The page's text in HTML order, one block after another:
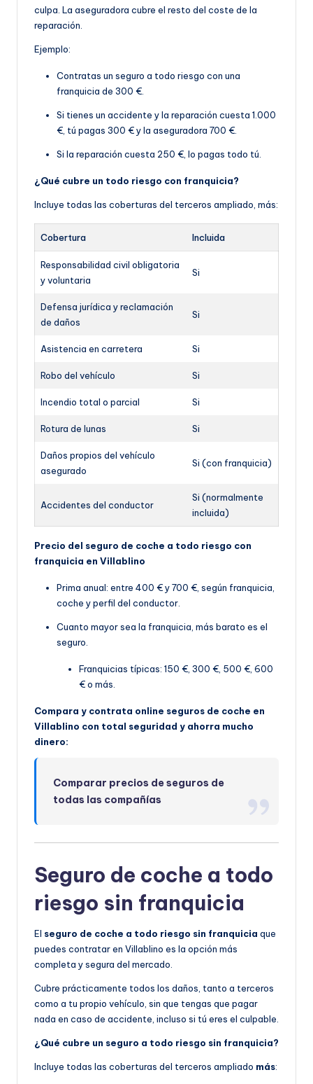
culpa. La aseguradora cubre el resto del coste de la
reparación.
Ejemplo:
Contratas un seguro a todo riesgo con una
franquicia de 300 €.
Si tienes un accidente y la reparación cuesta 1.000
€, tú pagas 300 € y la aseguradora 700 €.
Si la reparación cuesta 250 €, lo pagas todo tú.
¿Qué cubre un todo riesgo con franquicia?
Incluye todas las coberturas del terceros ampliado, más:
Cobertura Incluida
Responsabilidad civil obligatoria
y voluntaria
Si
Defensa jurídica y reclamación
de daños
Si
Asistencia en carretera Si
Robo del vehículo Si
Incendio total o parcial Si
Rotura de lunas Si
Daños propios del vehículo
asegurado
Si (con franquicia)
Accidentes del conductor
Si (normalmente
incluida)
Precio del seguro de coche a todo riesgo con
franquicia en Villablino
Prima anual: entre 400 € y 700 €, según franquicia,
coche y perfil del conductor.
Cuanto mayor sea la franquicia, más barato es el
seguro.
Franquicias típicas: 150 €, 300 €, 500 €, 600
€ o más.
Compara y contrata online seguros de coche en
Villablino con total seguridad y ahorra mucho
dinero:
Comparar precios de seguros de
todas las compañías
Seguro de coche a todo
riesgo sin franquicia
El seguro de coche a todo riesgo sin franquicia que
puedes contratar en Villablino es la opción más
completa y segura del mercado.
Cubre prácticamente todos los daños, tanto a terceros
como a tu propio vehículo, sin que tengas que pagar
nada en caso de accidente, incluso si tú eres el culpable.
¿Qué cubre un seguro a todo riesgo sin franquicia?
Incluye todas las coberturas del terceros ampliado más: